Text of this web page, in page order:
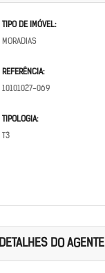
TIPO DE IMÓVEL:
MORADIAS
REFERÊNCIA:
10101027-069
TIPOLOGIA:
T3
DETALHES DO AGENTE